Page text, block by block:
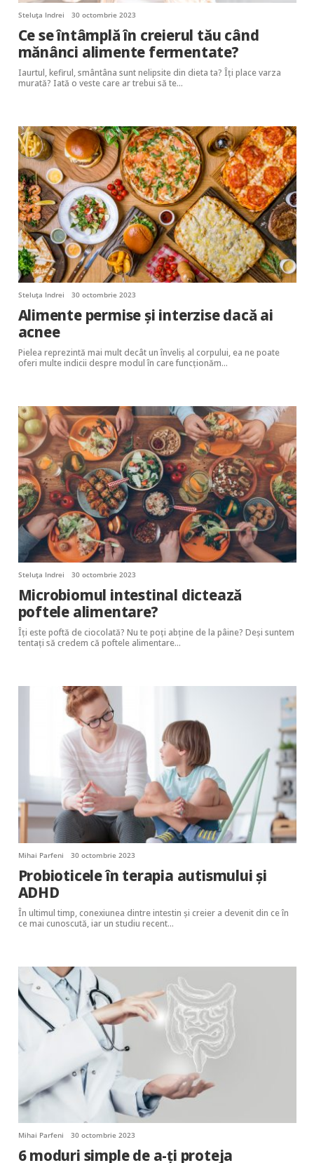
Steluța Indrei 30 octombrie 2023
Ce se întâmplă în creierul tău când
mănânci alimente fermentate?
Iaurtul, kefirul, smântâna sunt nelipsite din dieta ta? Îți place varza
murată? Iată o veste care ar trebui să te…
Steluța Indrei 30 octombrie 2023
Alimente permise și interzise dacă ai
acnee
Pielea reprezintă mai mult decât un înveliș al corpului, ea ne poate
oferi multe indicii despre modul în care funcționăm…
Steluța Indrei 30 octombrie 2023
Microbiomul intestinal dictează
poftele alimentare?
Îți este poftă de ciocolată? Nu te poți abține de la pâine? Deși suntem
tentați să credem că poftele alimentare…
Mihai Parfeni 30 octombrie 2023
Probioticele în terapia autismului și
ADHD
În ultimul timp, conexiunea dintre intestin și creier a devenit din ce în
ce mai cunoscută, iar un studiu recent…
Mihai Parfeni 30 octombrie 2023
6 moduri simple de a-ți proteja